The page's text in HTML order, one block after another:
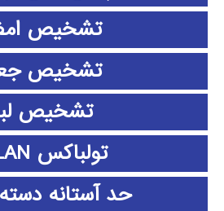
تشخیص
تشخیص
تشخیص
تولباکس WLAN
حد آستانه